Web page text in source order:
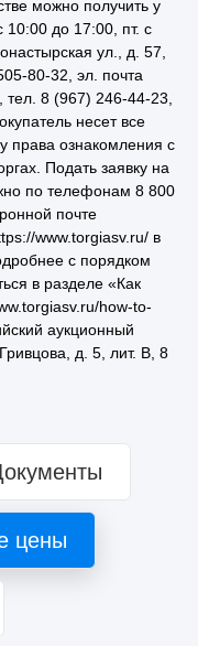
можно получить у
10:00 до 17:00, пт. с
ул., д. 57,
80-32, эл. почта
8 (967) 246-44-23,
несет все
права ознакомления с
Подать заявку на
по телефонам 8 800
почте
www.torgiasv.ru/ в
с порядком
в разделе «Как
how-to-
аукционный
д. 5, лит. В, 8
цены